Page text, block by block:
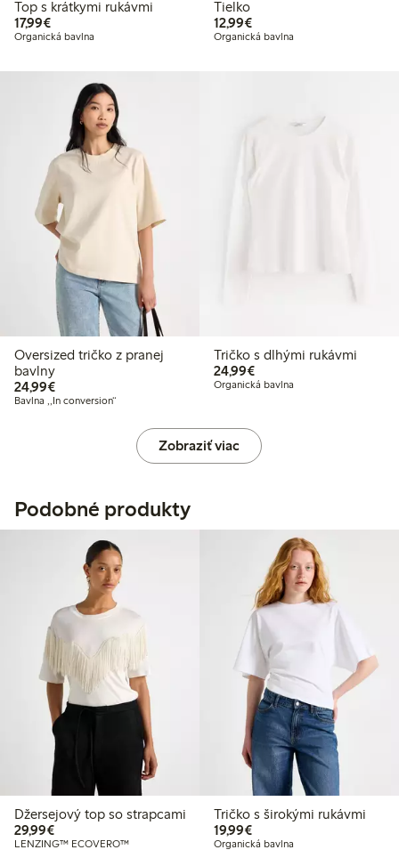
Top s krátkymi rukávmi
17,99€17,99 €
Organická bavlna
Tielko
12,99€12,99 €
Organická bavlna
Oversized tričko z pranej
bavlny
24,99€24,99 €
Bavlna ,,In conversion“
Tričko s dlhými rukávmi
24,99€24,99 €
Organická bavlna
Zobraziť viac
Podobné produkty
Džersejový top so strapcami
29,99€29,99 €
LENZING™ ECOVERO™
Tričko s širokými rukávmi
19,99€19,99 €
Organická bavlna